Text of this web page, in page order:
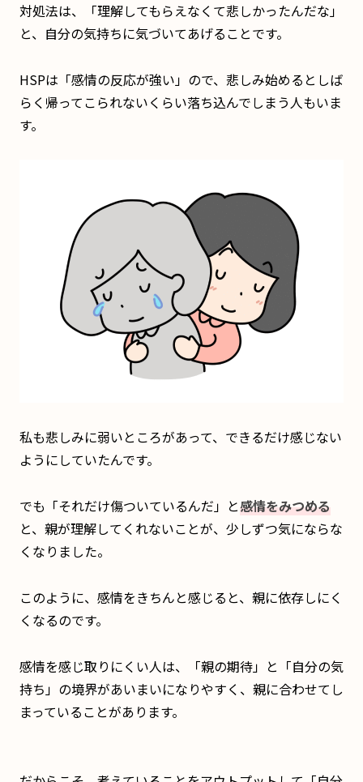
対処法は、「理解してもらえなくて悲しかったんだな」
と、自分の気持ちに気づいてあげることです。
HSPは「感情の反応が強い」ので、悲しみ始めるとしば
らく帰ってこられないくらい落ち込んでしまう人もいま
す。
私も悲しみに弱いところがあって、できるだけ感じない
ようにしていたんです。
でも「それだけ傷ついているんだ」と感情をみつめる
と、親が理解してくれないことが、少しずつ気にならな
くなりました。
このように、感情をきちんと感じると、親に依存しにく
くなるのです。
感情を感じ取りにくい人は、「親の期待」と「自分の気
持ち」の境界があいまいになりやすく、親に合わせてし
まっていることがあります。